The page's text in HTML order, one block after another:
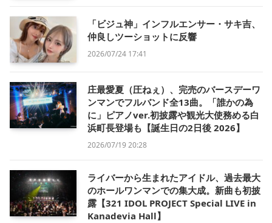
「ビジュ神」インフルエンサー・サキ吉、
仲良しツーショットに反響
2026/07/24 17:41
庄最愛夏（圧ねぇ）、完売のバースデーワ
ンマンでフルバンド全13曲。「誰かの為
に」ピアノver.初披露や観光大使務める白
浜町長登場も【誕生日の2日後 2026】
2026/07/19 20:28
ライバーから生まれたアイドル、過去最大
のホールワンマンでの集大成。新曲も初披
露【321 IDOL PROJECT Special LIVE in
Kanadevia Hall】